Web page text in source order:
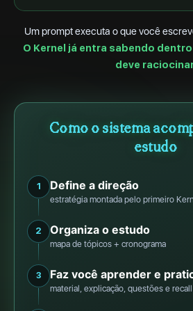
Um prompt executa o que você
O Kernel já entra sabendo
deve
Como o sistema
estudo
1 Define a direção
estratégia montada pelo primeiro
2 Organiza o estudo
mapa de tópicos + cronograma
3 Faz você aprender e
material, explicação, questões e recall